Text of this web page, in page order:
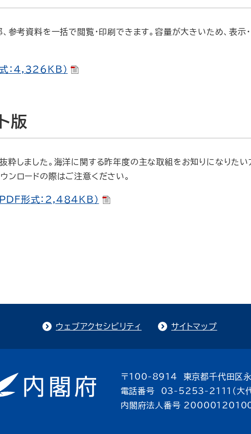
、参考資料を一括で閲覧・印刷できます。容量が大きいため、表示
：4,326KB）
版
抜粋しました。海洋に関する昨年度の主な取組をお知りになりた
ンロードの際はご注意ください。
PDF形式：2,484KB）
ウェブアクセシビリティ サイトマップ
〒100-8914 東京都千代田区
電話番号 03-5253-2111（大代
内閣府法人番号